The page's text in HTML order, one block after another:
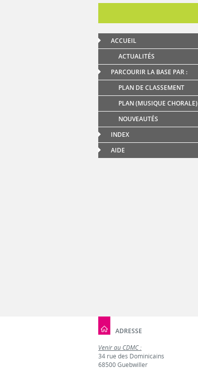
ACCUEIL
ACTUALITÉS
PARCOURIR LA BASE PAR :
PLAN DE CLASSEMENT
PLAN (MUSIQUE CHORALE)
NOUVEAUTÉS
INDEX
AIDE
ADRESSE
Venir au CDMC :
34 rue des Dominicains
68500 Guebwiller